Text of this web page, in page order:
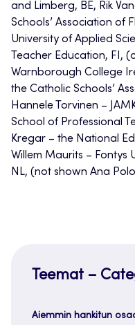
and Limberg, BE, Rik
Schools’ Association of
University of Applied
Teacher Education, FI,
Warnborough College
the Catholic Schools’
Hannele Torvinen –
School of Professional
Kregar – the National
Willem Maurits – Fontys
NL, (not shown Ana
Teemat –
Aiemmin hankitun